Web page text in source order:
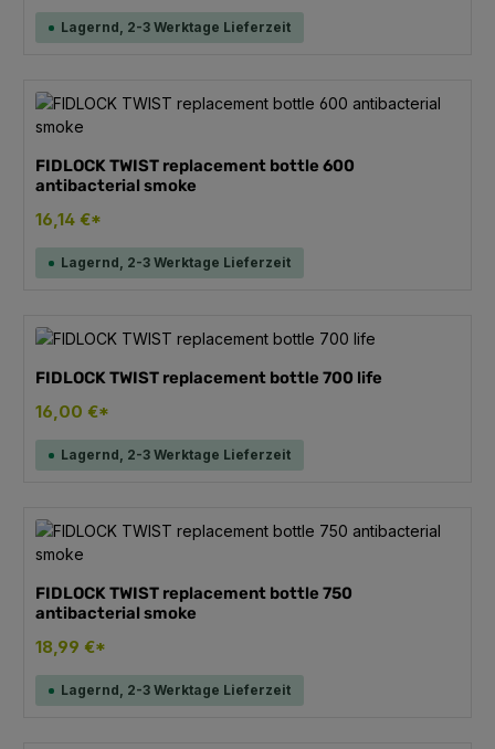
Lagernd, 2-3 Werktage Lieferzeit
FIDLOCK TWIST replacement bottle 600
antibacterial smoke
16,14 €*
Lagernd, 2-3 Werktage Lieferzeit
FIDLOCK TWIST replacement bottle 700 life
16,00 €*
Lagernd, 2-3 Werktage Lieferzeit
FIDLOCK TWIST replacement bottle 750
antibacterial smoke
18,99 €*
Lagernd, 2-3 Werktage Lieferzeit